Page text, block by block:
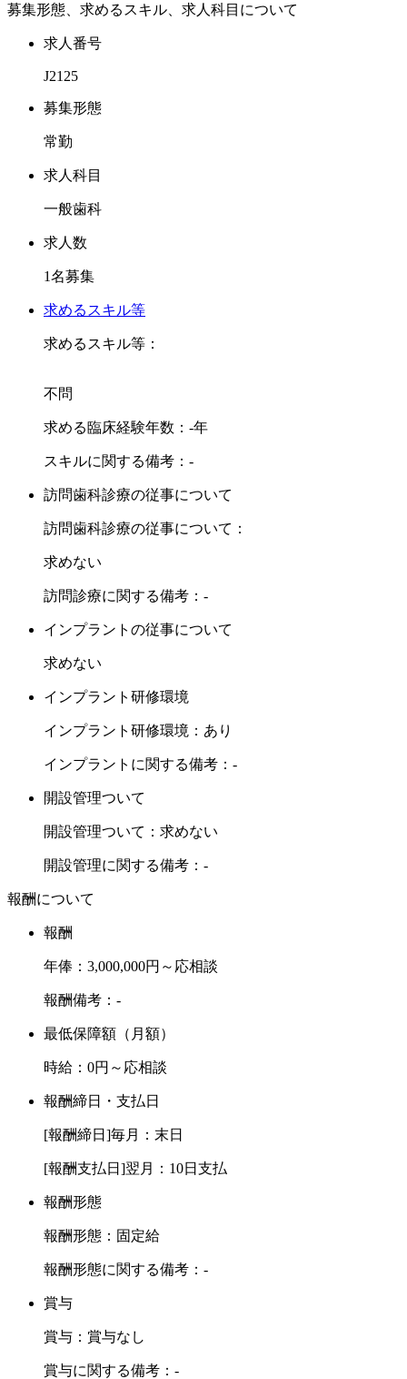
おり、ホワイトニング、床矯正をご自身で対応されておりま
昨年は歯科医師臨床研修指導歯科医にもなりました。
募集形態、求めるスキル、求人科目について
求人番号
J2125
募集形態
常勤
求人科目
一般歯科
求人数
1名募集
求めるスキル等
求めるスキル等：
不問
求める臨床経験年数：-年
スキルに関する備考：-
訪問歯科診療の従事について
訪問歯科診療の従事について：
求めない
訪問診療に関する備考：-
インプラントの従事について
求めない
インプラント研修環境
インプラント研修環境：あり
インプラントに関する備考：-
開設管理ついて
開設管理ついて：求めない
開設管理に関する備考：-
報酬について
報酬
年俸：3,000,000円～応相談
報酬備考：-
最低保障額（月額）
時給：0円～応相談
報酬締日・支払日
[報酬締日]毎月：末日
[報酬支払日]翌月：10日支払
報酬形態
報酬形態：固定給
報酬形態に関する備考：-
賞与
賞与：賞与なし
賞与に関する備考：-